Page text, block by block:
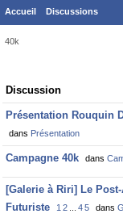
Accueil Discussions
40k
Discussion
List
Discussion
Présentation Rouquin
dans Présentation
Campagne 40k dans
[Galerie à Riri] Le
Futuriste
1 2 45 dans